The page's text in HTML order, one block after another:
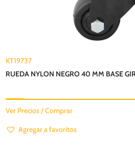
KT19737
RUEDA NYLON NEGRO 40 MM BASE
Ver Precios / Comprar
Agregar a favoritos